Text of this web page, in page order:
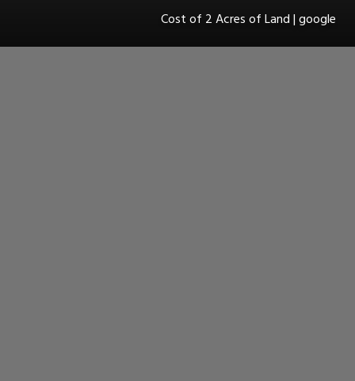
Cost of 2 Acres of Land | google